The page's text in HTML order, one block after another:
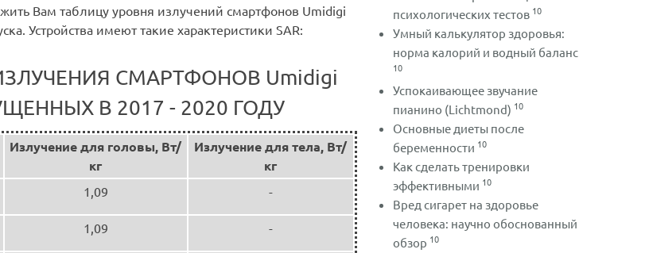
Вам таблицу уровня излучений смартфонов Umidigi
Устройства имеют такие характеристики SAR:
СМАРТФОНОВ Umidigi
В 2017 - 2020 ГОДУ
Излучение для головы, Вт/
кг
Излучение для тела, Вт/
кг
1,09 -
1,09 -
психологических тестов 10
Умный калькулятор здоровья:
норма калорий и водный баланс
10
Успокаивающее звучание
пианино (Lichtmond) 10
Основные диеты после
беременности 10
Как сделать тренировки
эффективными 10
Вред сигарет на здоровье
человека: научно обоснованный
обзор 10